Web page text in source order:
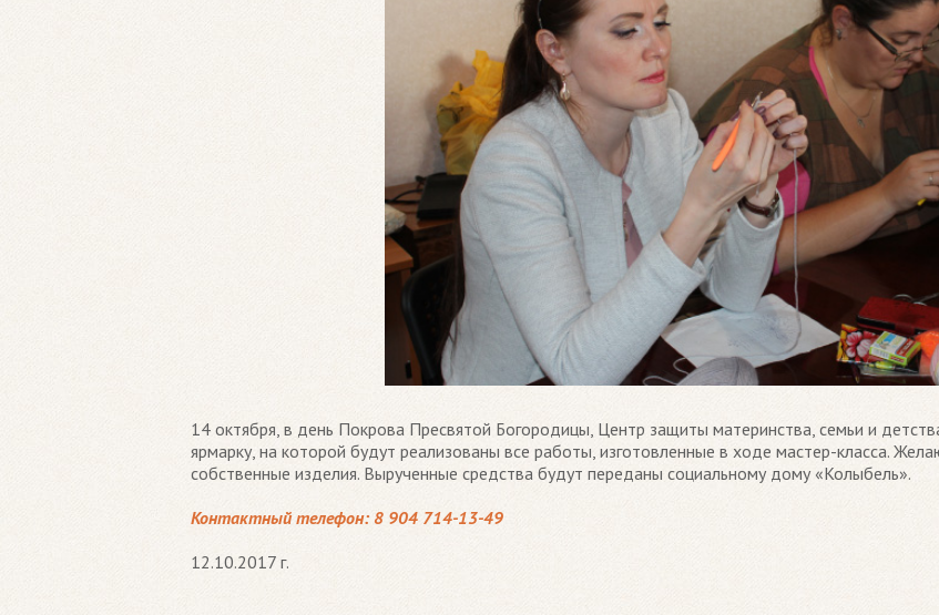
14 октября, в день Покрова Пресвятой Богородицы, Центр защиты материнства, семьи и
ярмарку, на которой будут реализованы все работы, изготовленные в ходе мастер-класса.
собственные изделия. Вырученные средства будут переданы социальному дому «Колыбель».
Контактный телефон: 8 904 714-13-49
12.10.2017 г.